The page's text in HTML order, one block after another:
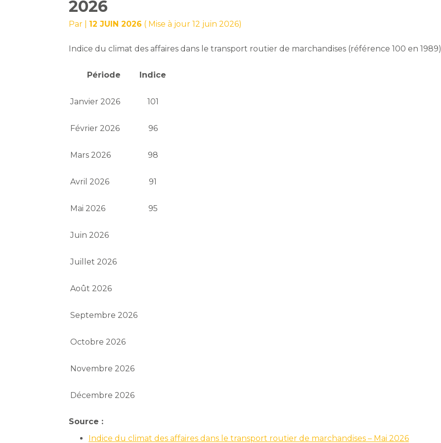
2026
Par 12 JUIN 2026 ( Mise à jour 12 juin 2026)
Indice du climat des affaires dans le transport routier de marchandises (référence 100 en 1989)
Période Indice
Janvier 2026 101
Février 2026 96
Mars 2026 98
Avril 2026 91
Mai 2026 95
Juin 2026
Juillet 2026
Août 2026
Septembre 2026
Octobre 2026
Novembre 2026
Décembre 2026
Source :
Indice du climat des affaires dans le transport routier de marchandises – Mai 2026